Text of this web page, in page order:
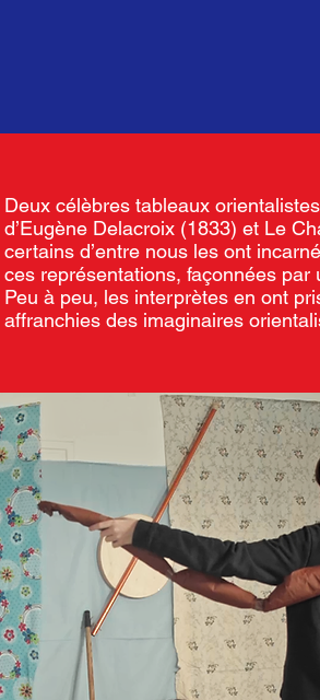
Deux célèbres tableaux
d’Eugène Delacroix (1833) et Le
certains d’entre nous les ont
ces représentations, façonnées
Peu à peu, les interprètes en ont
affranchies des imaginaires